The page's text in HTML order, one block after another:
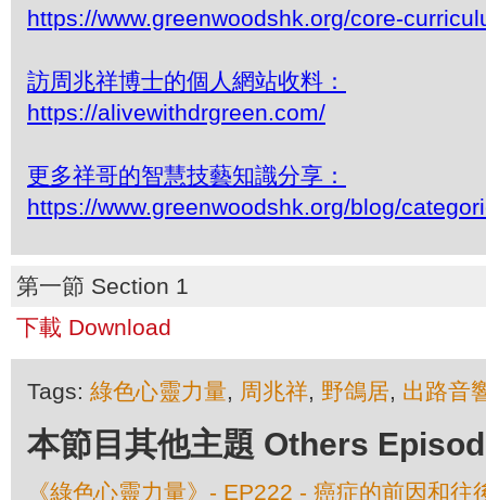
https://www.greenwoodshk.org/core-
訪周兆祥博士的個人網站收料：
https://alivewithdrgreen.com/
更多祥哥的智慧技藝知識分享：
https://www.greenwoodshk.org/blog/
第一節 Section 1
下載 Download
Tags: 綠色心靈力量, 周兆祥, 野鴿居, 出路音
本節目其他主題 Others
《綠色心靈力量》- EP222 - 癌症的前因和